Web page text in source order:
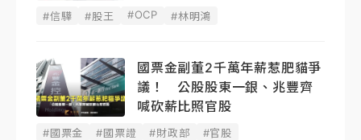
#信驊 #股王 #OCP #林明鴻
國票金副董2千萬年薪惹肥貓爭
議！ 公股股東一銀、兆豐齊
喊砍薪比照官股
#國票金 #國票證 #財政部 #官股